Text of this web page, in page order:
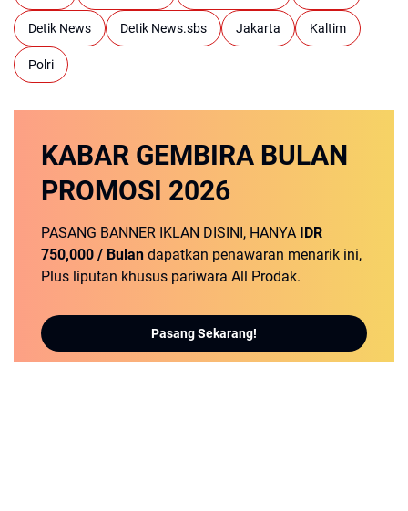
Detik News Detik News.sbs Jakarta Kaltim
Polri
KABAR GEMBIRA BULAN
PROMOSI 2026
PASANG BANNER IKLAN DISINI, HANYA IDR
750,000 / Bulan dapatkan penawaran menarik ini,
Plus liputan khusus pariwara All Prodak.
Pasang Sekarang!